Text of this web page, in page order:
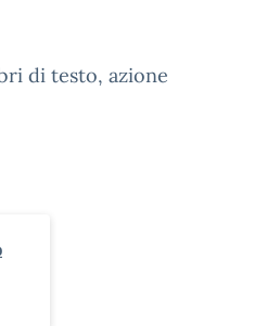
di testo, azione